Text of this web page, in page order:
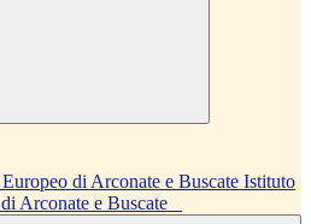
Istituto
di Arconate e Buscate